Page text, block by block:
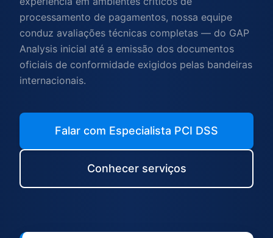
processamento de pagamentos, nossa equipe
conduz avaliações técnicas completas — do GAP
Analysis inicial até a emissão dos documentos
oficiais de conformidade exigidos pelas bandeiras
internacionais.
Falar com Especialista PCI DSS
Conhecer serviços